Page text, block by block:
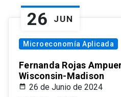
26 JUN
Microeconomía Aplicada
Fernanda Rojas
Wisconsin-Madison
26 de Junio de 2024